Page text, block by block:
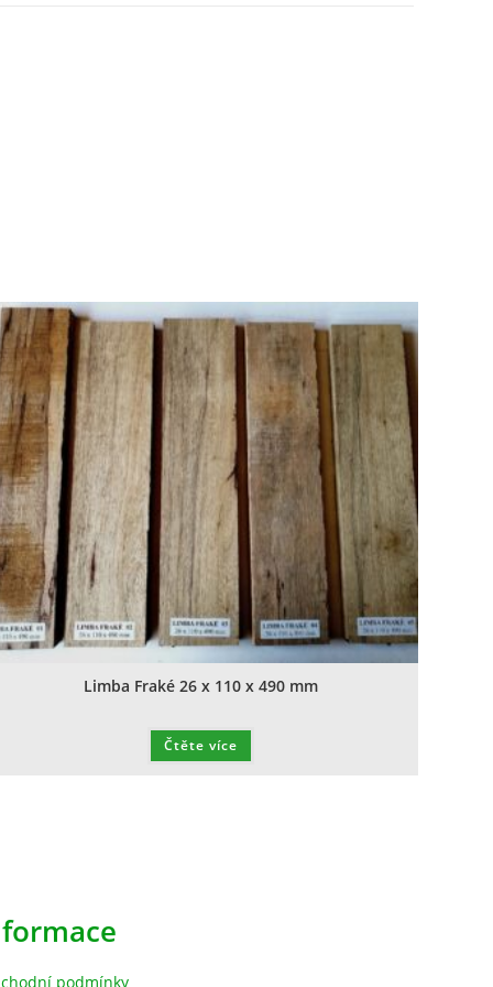
Limba Fraké 26 x 110 x 490 mm
Čtěte více
podmínky